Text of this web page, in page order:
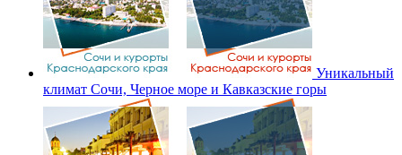
Уникальный
климат Сочи, Черное море и Кавказские горы